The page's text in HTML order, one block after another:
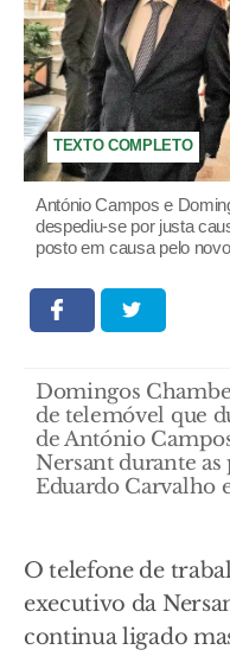
TEXTO COMPLETO
António Campos e
despediu-se por justa
posto em causa pelo
Domingos
de telemóvel que
de António
Nersant durante as
Eduardo Carvalho
O telefone de
executivo da
continua ligado